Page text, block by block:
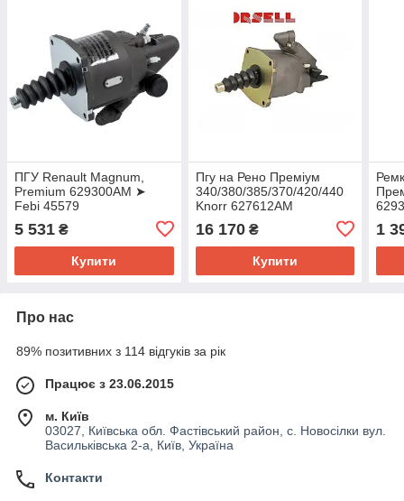
ПГУ Renault Magnum,
Premium 629300AM ➤
Febi 45579
5 531 ₴
Купити
Пгу на Рено Преміум
340/380/385/370/420/440
Knorr 627612AM
16 170₴
Купити
1
Про нас
89% позитивних з 114 відгуків за рік
Працює з 23.06.2015
м. Київ
03027, Київська обл. Фастівський район, с. Новосілки вул.
Васильківська 2-а, Київ, Україна
Контакти